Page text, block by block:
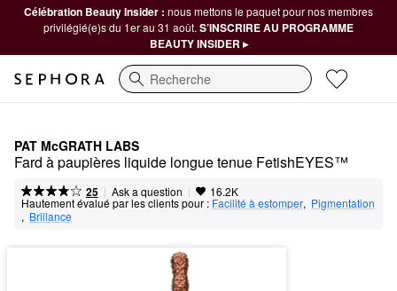
Célébration Beauty Insider : nous mettons le paquet pour nos membres
privilégié(e)s du 1er au 31 août. S’INSCRIRE AU PROGRAMME
BEAUTY INSIDER ▸
Recherche
PAT McGRATH LABS
Fard à paupières liquide longue tenue FetishEYES™
25 | Ask a question | 16.2K
Hautement évalué par les clients pour : Facilité à estomper, Pigmentation
, Brillance